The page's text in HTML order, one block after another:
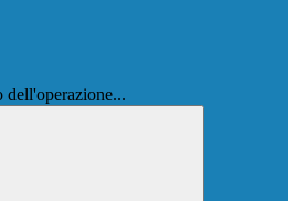
dell'operazione...